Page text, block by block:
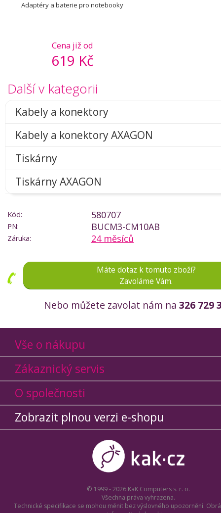
Cena již od
619 Kč
Adaptéry a baterie pro notebooky
Další v kategorii
Kabely a konektory
Kabely a konektory AXAGON
Tiskárny
Tiskárny AXAGON
Kód: 580707
PN: BUCM3-CM10AB
Záruka: 24 měsíců
Máte dotaz k tomuto zboží?
Zavoláme Vám.
Nebo můžete zavolat nám na 326 729
Vše o nákupu
Zákaznický servis
O společnosti
Zobrazit plnou verzi e-shopu
© 1999 - 2026 KaK Computers s. r. o.
Všechna práva vyhrazena.
Technické specifikace se mohou měnit bez výslovného upozornění.